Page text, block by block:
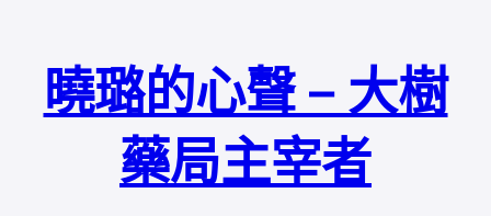
曉璐的心聲 – 大樹
藥局主宰者